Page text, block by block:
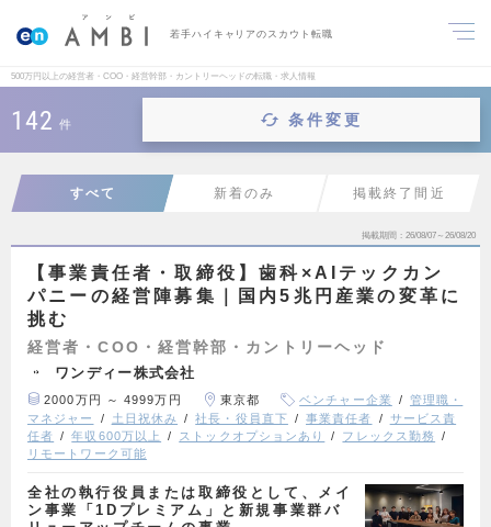
若手ハイキャリアのスカウト転職
500万円以上の経営者・COO・経営幹部・カントリーヘッドの転職・求人情報
142 件 条件変更
すべて 新着のみ 掲載終了間近
掲載期間 26/08/07～26/08/20
【事業責任者・取締役】歯科×AIテックカン
パニーの経営陣募集｜国内5兆円産業の変革に
挑む
経営者・COO・経営幹部・カントリーヘッド
ワンディー株式会社
2000万円 ～ 4999万円 東京都 ベンチャー企業
管理職・
マネジャー
土日祝休み 社長・役員直下 事業責任者
サービス責
任者
年収600万以上 ストックオプションあり
フレックス勤務
リモートワーク可能
全社の執行役員または取締役として、メイ
ン事業「1Dプレミアム」と新規事業群バ